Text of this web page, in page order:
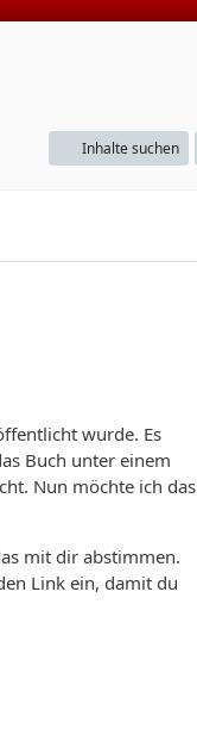
Inhalte suchen
wurde. Es
Buch unter einem
Nun möchte ich das
mit dir abstimmen.
Link ein, damit du